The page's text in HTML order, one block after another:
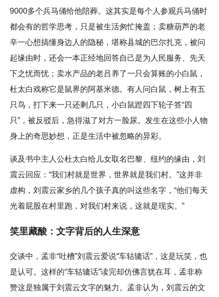
9000多个兵马俑给他陪葬。这其实是每个人参观兵马俑时
都会有的哲学思考，只是被生活匆忙掩盖；卖糖葫芦的老
辛一心想搞懂身边人的隐秘，堪称县城的巴尔扎克，被问
起缘由时，还会一本正经地回答自己是为人民服务、先天
下之忧而忧；卖水产品的老吕养了一只会算账的小白鼠，
杜太白戏称它是鼠界的阿基米德。有人问白鼠，树上有五
只鸟，打下来一只还剩几只，小白鼠蹬四下轮子答“四
只”，被反驳后，急得滋了对方一脸尿。发生在这些小人物
身上的奇思妙想，正是生活中被忽略的异彩。
谈及书中主人公杜太白给儿女取名巴黎、纽约的缘由，刘
震云回应：“我们村就是世界，世界就是我们村。”这并非
虚构，刘震云家乡的几个孩子真的叫这些名字，“他们每天
光着屁股在村里跑，对我们村来说，这就是现实。”
笑里藏酸：文字背后的人生深意
交谈中，孟非“吐槽”刘震云爱说“车轱辘话”，这是玩笑，也
是认可。这样的“车轱辘话”读完却仿佛言犹在耳，孟非称
赞这是独属于刘震云文字的魅力。孟非认为，刘震云的文